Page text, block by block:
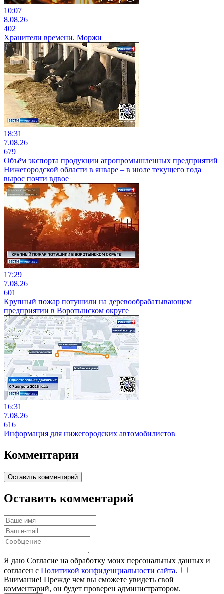
10:07
8.08.26
402
Хранители времени. Моржи
18:31
7.08.26
679
Объём экспорта продукции агропромышленных предприятий
Нижегородской области в январе – в июле текущего года
вырос почти вдвое
17:29
7.08.26
601
Крупный пожар потушили на деревообрабатывающем
предприятии в Воротынском округе
16:31
7.08.26
616
Информация для нижегородских автомобилистов
Комментарии
Оставить комментарий
Оставить комментарий
Я даю Согласие на обработку моих персональных данных и
согласен с Политикой конфиденциальности сайта.
Внимание! Прежде чем вы сможете увидеть свой
комментарий, он будет проверен администратором.